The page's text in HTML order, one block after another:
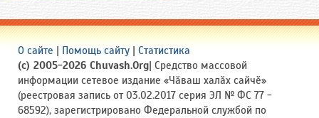
О сайте | Помощь сайту | Статистика
(c) 2005-2026 Chuvash.Org| Средство массовой
информации сетевое издание «Чӑваш халӑх сайчӗ»
(реестровая запись от 03.02.2017 серия ЭЛ № ФС 77 -
68592), зарегистрировано Федеральной службой по